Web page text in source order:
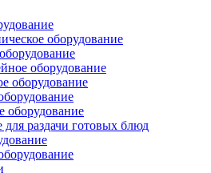
оборудование
оборудование
оборудование
оборудование
раздачи готовых блюд